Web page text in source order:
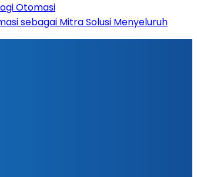
Otomasi
sebagai Mitra Solusi Menyeluruh